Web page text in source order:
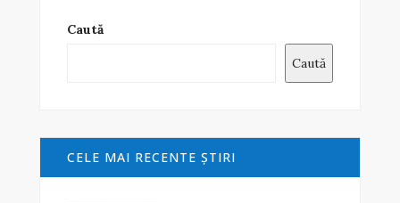
Caută
Caută
CELE MAI RECENTE ŞTIRI